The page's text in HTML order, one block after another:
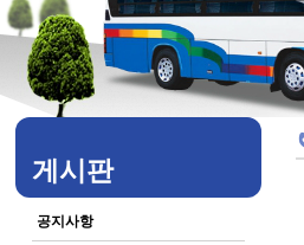
게시판
공지사항